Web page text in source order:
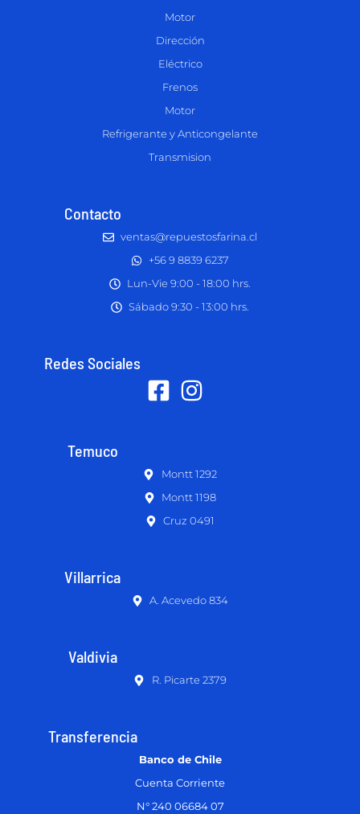
Motor
Dirección
Eléctrico
Frenos
Motor
Refrigerante y Anticongelante
Transmision
Contacto
ventas@repuestosfarina.cl
+56 9 8839 6237
Lun-Vie 9:00 - 18:00 hrs.
Sábado 9:30 - 13:00 hrs.
Redes Sociales
Temuco
Montt 1292
Montt 1198
Cruz 0491
Villarrica
A. Acevedo 834
Valdivia
R. Picarte 2379
Transferencia
Banco de Chile
Cuenta Corriente
N° 240 06684 07